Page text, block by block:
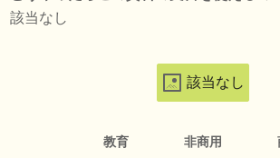
該当なし
該当なし
教育 非商用